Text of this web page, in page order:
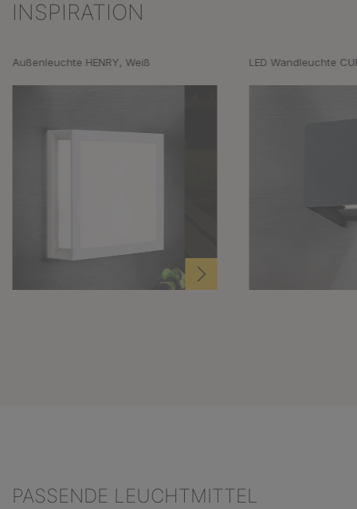
Produktgalerie überspringen
INSPIRATION
Außenleuchte HENRY, Weiß LED Wandleuchte
PASSENDE LEUCHTMITTEL